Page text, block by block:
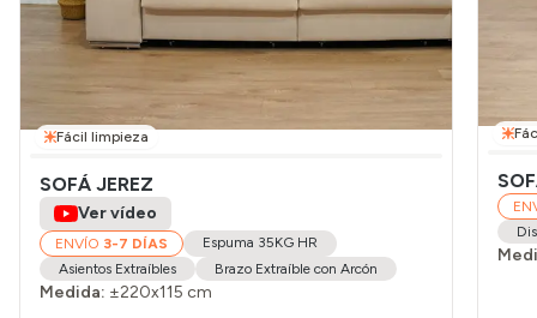
Fácil limpieza
SOFÁ JEREZ
Ver vídeo
ENVÍO 3-7 DÍAS
Espuma 35KG HR
Asientos Extraíbles
Brazo Extraíble con Arcón
Medida: ±220x115 cm